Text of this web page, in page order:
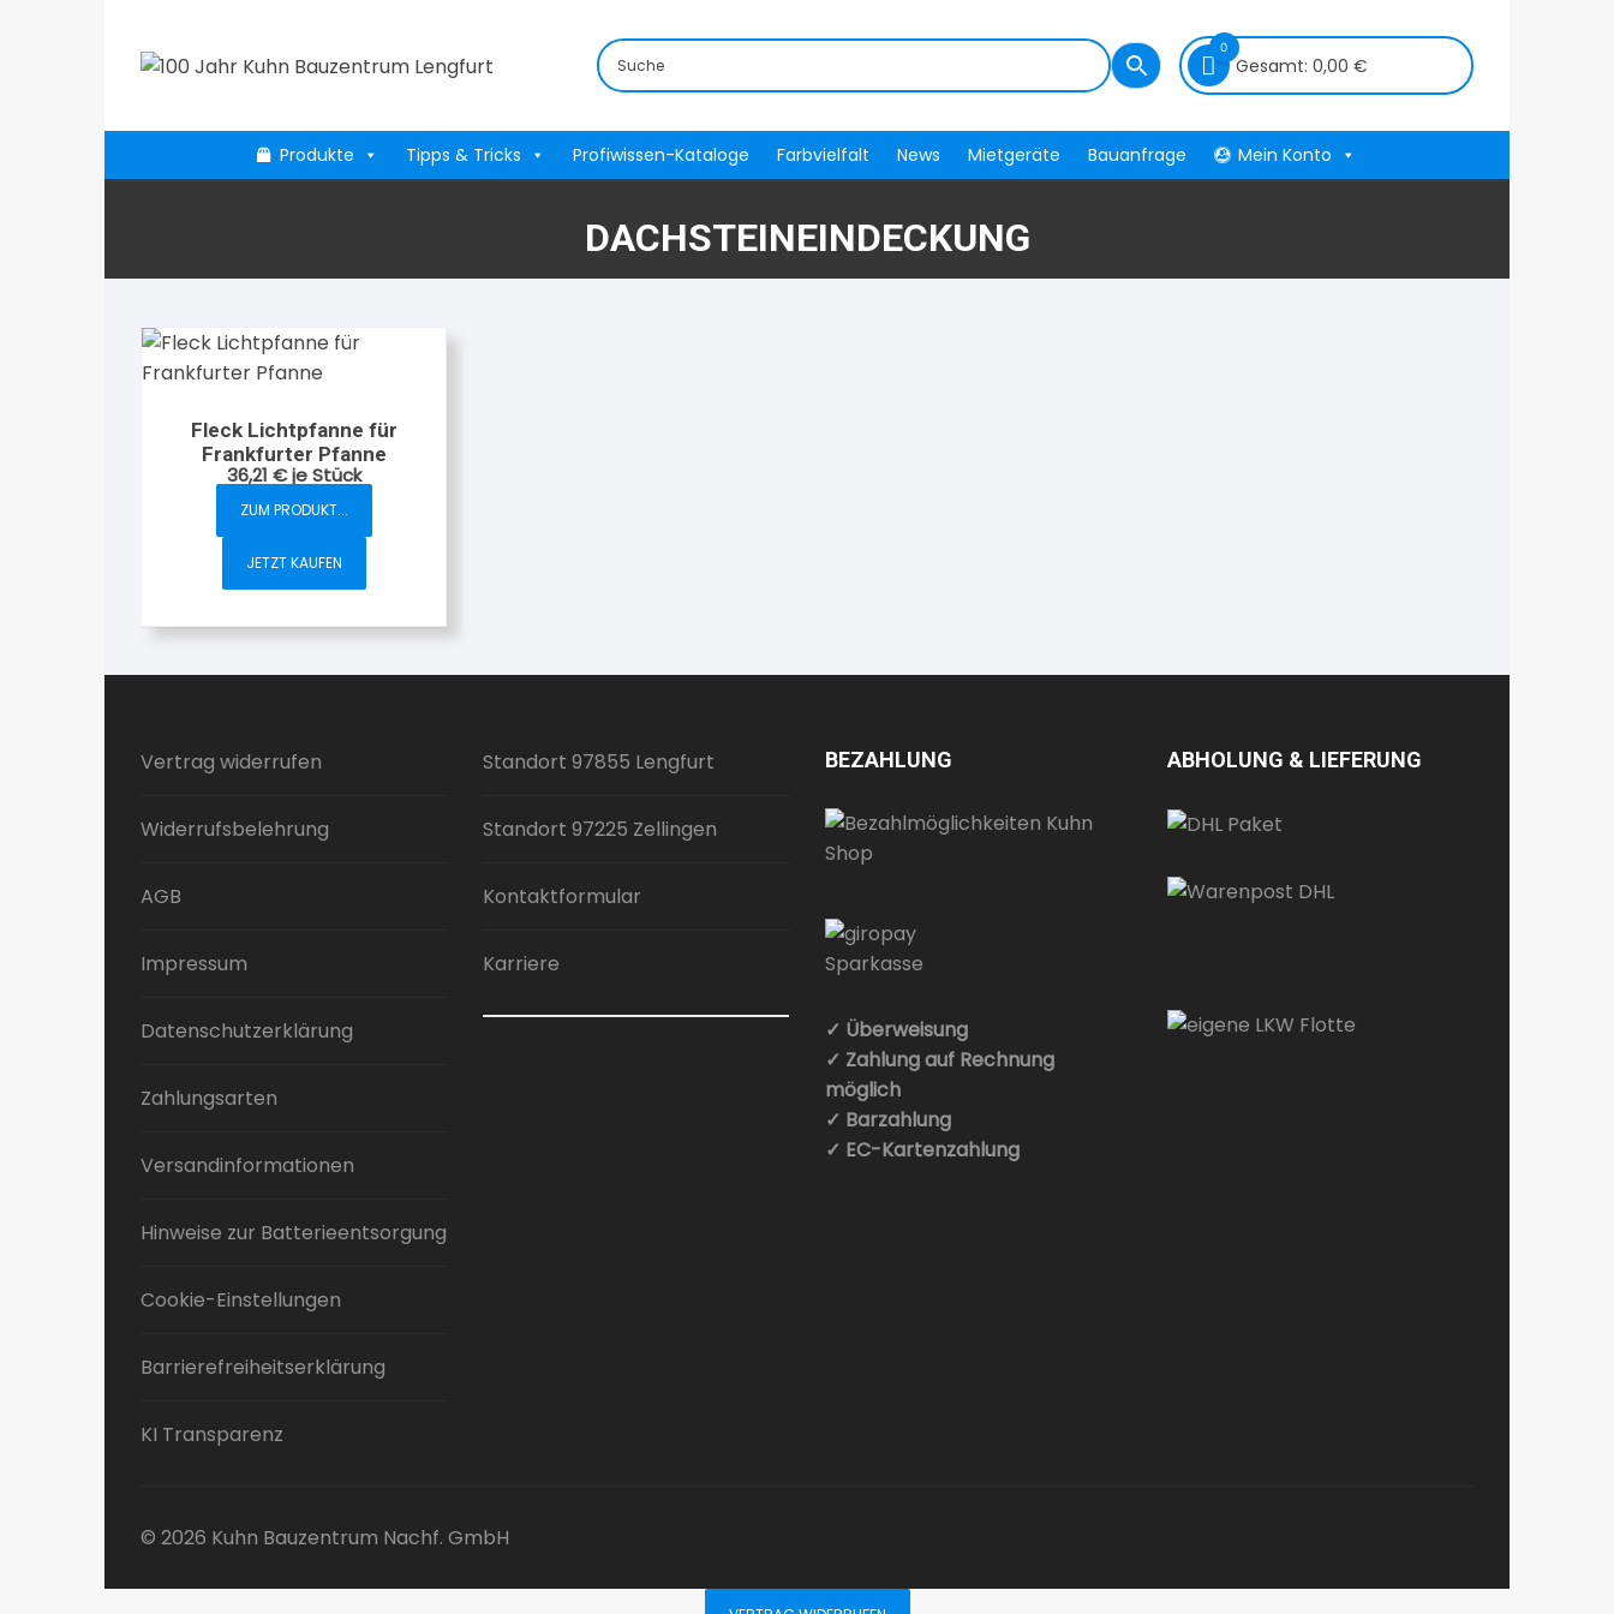
springen
0
Gesamt: 0,00 €
Produkte Tipps & Tricks Profiwissen-Kataloge Farbvielfalt News Mietgeräte Bauanfrage Mein Konto
DACHSTEINEINDECKUNG
Fleck Lichtpfanne für
Frankfurter Pfanne
36,21 € je Stück
ZUM PRODUKT...
JETZT KAUFEN
Vertrag widerrufen
Widerrufsbelehrung
AGB
Impressum
Datenschutzerklärung
Zahlungsarten
Versandinformationen
Hinweise zur Batterieentsorgung
Cookie-Einstellungen
Barrierefreiheitserklärung
KI Transparenz
Standort 97855 Lengfurt
Standort 97225 Zellingen
Kontaktformular
Karriere
BEZAHLUNG
✓ Überweisung
✓ Zahlung auf Rechnung
möglich
✓ Barzahlung
✓ EC-Kartenzahlung
ABHOLUNG & LIEFERUNG
© 2026 Kuhn Bauzentrum Nachf. GmbH